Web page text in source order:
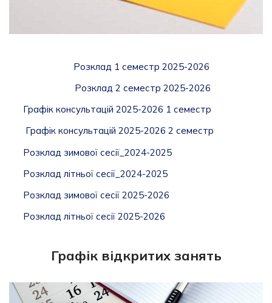
Розклад 1 семестр 2025-2026
Розклад 2 семестр 2025-2026
Графік консультацій 2025-2026 1 семестр
Графік консультацій 2025-2026 2 семестр
Розклад зимової сесії_2024-2025
Розклад літньої сесії_2024-2025
Розклад зимової сесії 2025-2026
Розклад літньої сесії 2025-2026
Графік відкритих занять